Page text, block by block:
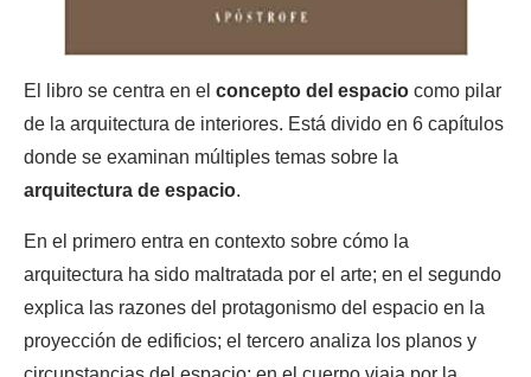
El libro se centra en el concepto del espacio como pilar
de la arquitectura de interiores. Está divido en 6 capítulos
donde se examinan múltiples temas sobre la
arquitectura de espacio.
En el primero entra en contexto sobre cómo la
arquitectura ha sido maltratada por el arte; en el segundo
explica las razones del protagonismo del espacio en la
proyección de edificios; el tercero analiza los planos y